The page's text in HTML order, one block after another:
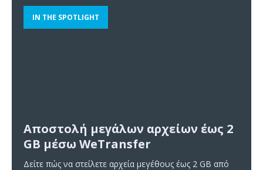
IN THE SPOTLIGHT
Αποστολή μεγάλων αρχείων έως 2
GB μέσω WeTransfer
Δείτε πώς να στείλετε αρχεία μεγέθους έως 2 GB από